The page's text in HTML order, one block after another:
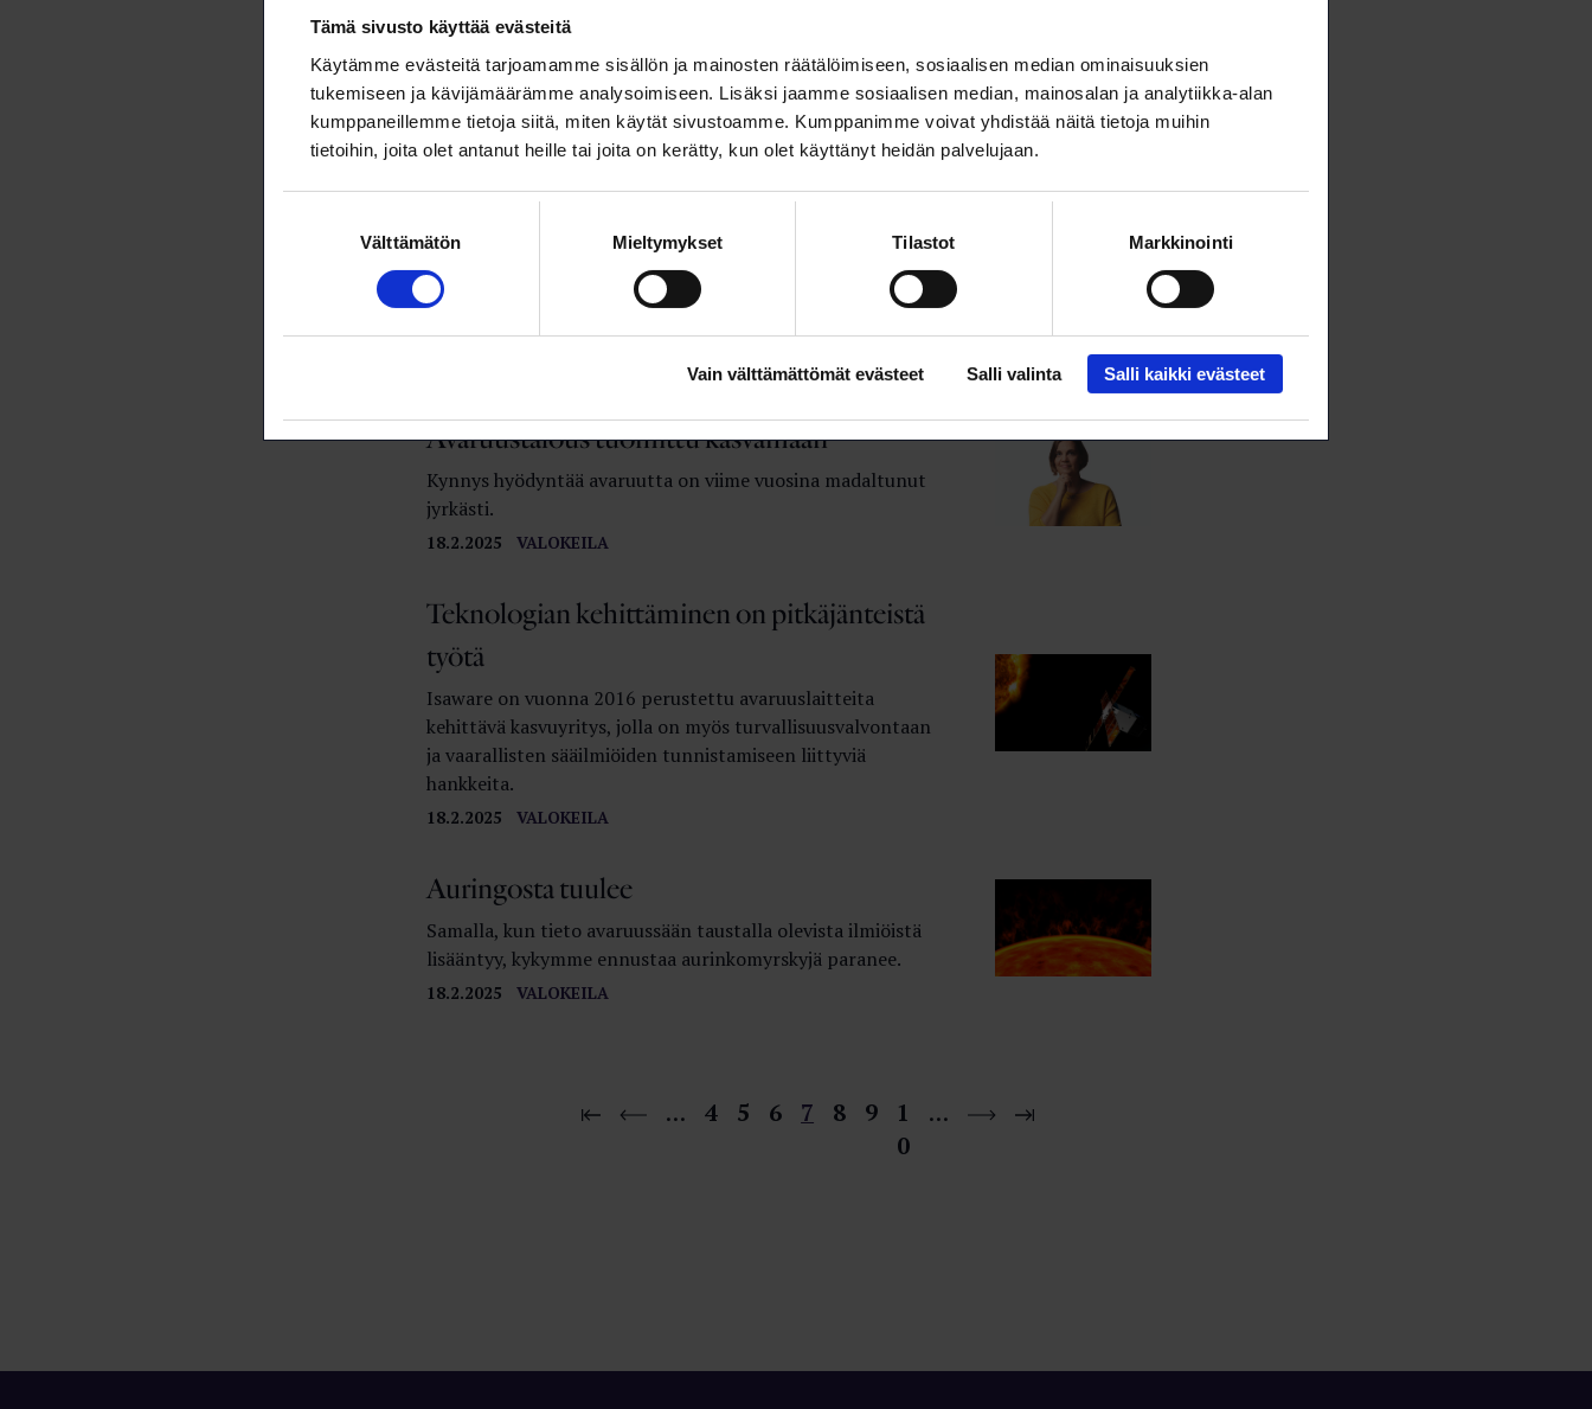
Tämä sivusto käyttää evästeitä
Käytämme evästeitä tarjoamamme sisällön ja mainosten räätälöimiseen, sosiaalisen median ominaisuuksien
tukemiseen ja kävijämäärämme analysoimiseen. Lisäksi jaamme sosiaalisen median, mainosalan ja analytiikka-alan
kumppaneillemme tietoja siitä, miten käytät sivustoamme. Kumppanimme voivat yhdistää näitä tietoja muihin
tietoihin, joita olet antanut heille tai joita on kerätty, kun olet käyttänyt heidän palvelujaan.
Välttämätön Mieltymykset Tilastot Markkinointi
Vain välttämättömät evästeet Salli valinta Salli kaikki evästeet
13.4.2025 VALOKEILA
Hiilidioksidin lähdettä tai nielua osoittava hiilidioksiditase
saadaan, kun kasvien fotosynteesissä sitoman hiilidioksidin
(CO₂) määrästä vähennetään mikrobien ja kasvien
hengityksen myötä ilmakehään vapautuva hiilidioksidi.
Kun luonnontiede tuli Suomeen
Ruotsin valtakunnassa ja sen itäosassa Suomessa käynnistyi
1740-luvulla tieteellinen vallankumous, jonka seurauksena
luonnontieteilijät alkoivat toden teolla selvittää, millainen
ympäröivä maailma on.
18.2.2025 VALOKEILA
Avaruustalous tuomittu kasvamaan
Kynnys hyödyntää avaruutta on viime vuosina madaltunut
jyrkästi.
18.2.2025 VALOKEILA
Teknologian kehittäminen on pitkäjänteistä
työtä
Isaware on vuonna 2016 perustettu avaruuslaitteita
kehittävä kasvuyritys, jolla on myös turvallisuusvalvontaan
ja vaarallisten sääilmiöiden tunnistamiseen liittyviä
hankkeita.
18.2.2025 VALOKEILA
Auringosta tuulee
Samalla, kun tieto avaruussään taustalla olevista ilmiöistä
lisääntyy, kykymme ennustaa aurinkomyrskyjä paranee.
… 4 5 6 7 8 9
1
0
…